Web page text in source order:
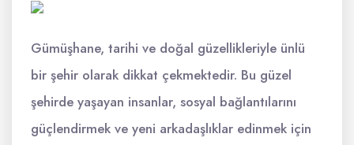
Gümüşhane, tarihi ve doğal güzellikleriyle ünlü
bir şehir olarak dikkat çekmektedir. Bu güzel
şehirde yaşayan insanlar, sosyal bağlantılarını
güçlendirmek ve yeni arkadaşlıklar edinmek için